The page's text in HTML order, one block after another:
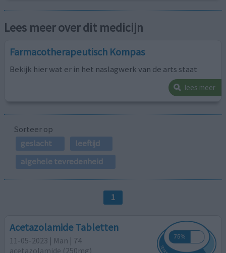
Lees meer over dit medicijn
Farmacotherapeutisch Kompas
Bekijk hier wat er in het naslagwerk van de arts staat
lees meer
Sorteer op
geslacht
leeftijd
algehele tevredenheid
1
Acetazolamide Tabletten
11-05-2023 | Man | 74
acetazolamide (250mg)